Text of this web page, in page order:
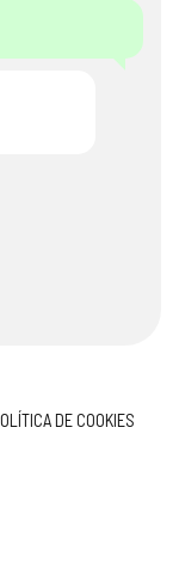
DE COOKIES